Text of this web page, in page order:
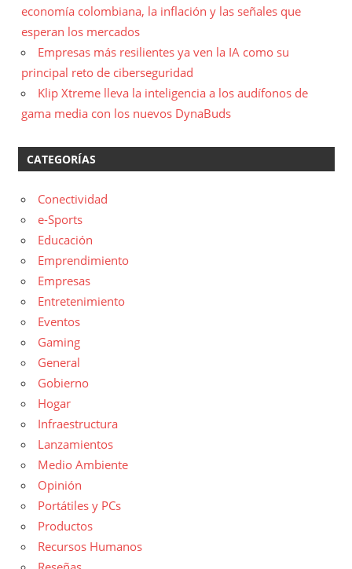
economía colombiana, la inflación y las señales que
esperan los mercados
Empresas más resilientes ya ven la IA como su
principal reto de ciberseguridad
Klip Xtreme lleva la inteligencia a los audífonos de
gama media con los nuevos DynaBuds
CATEGORÍAS
Conectividad
e-Sports
Educación
Emprendimiento
Empresas
Entretenimiento
Eventos
Gaming
General
Gobierno
Hogar
Infraestructura
Lanzamientos
Medio Ambiente
Opinión
Portátiles y PCs
Productos
Recursos Humanos